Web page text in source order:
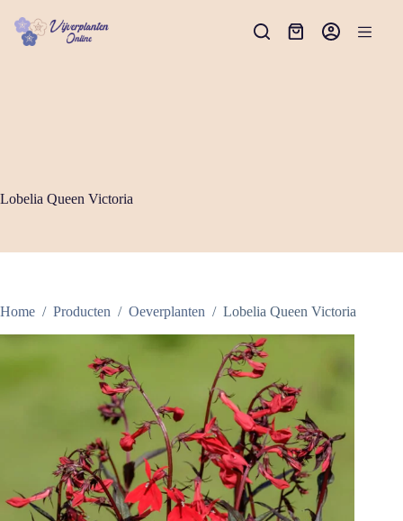
naar
Winkelwagen
Lobelia Queen Victoria
Home / Producten / Oeverplanten / Lobelia Queen Victoria